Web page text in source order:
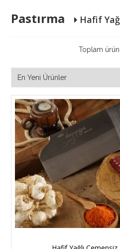
Pastırma Hafif
Toplam ürün